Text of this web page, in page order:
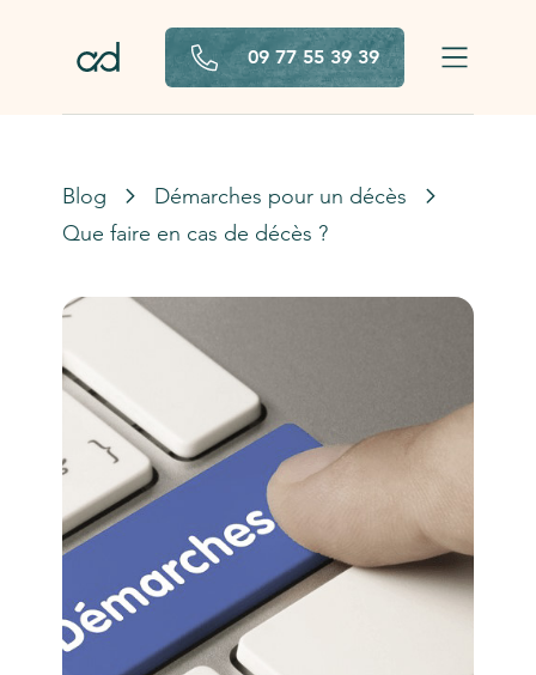
09 77 55 39 39
Blog
Démarches pour un décès
Que faire en cas de décès ?